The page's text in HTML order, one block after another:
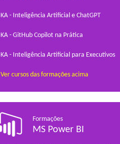
KA - Inteligência Artificial e ChatGPT
KA - GitHub Copilot na Prática
KA - Inteligência Artificial para Executivos
Ver cursos das formações acima
Formações
MS Power BI